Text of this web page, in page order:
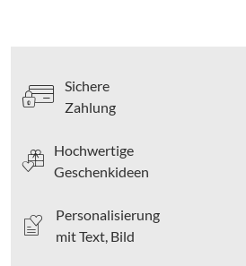
Sichere
Zahlung
Hochwertige
Geschenkideen
Personalisierung
mit Text, Bild